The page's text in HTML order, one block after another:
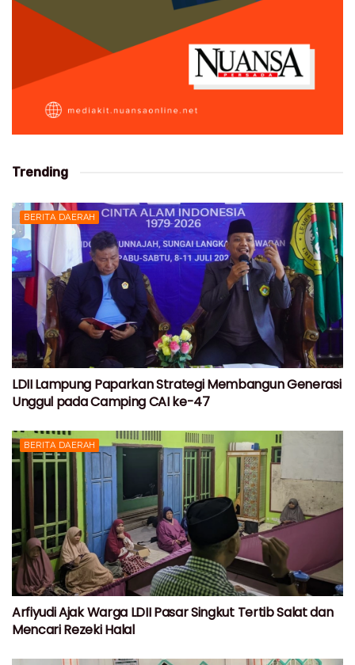
Trending
BERITA DAERAH
LDII Lampung Paparkan Strategi Membangun Generasi
Unggul pada Camping CAI ke-47
BERITA DAERAH
Arfiyudi Ajak Warga LDII Pasar Singkut Tertib Salat dan
Mencari Rezeki Halal